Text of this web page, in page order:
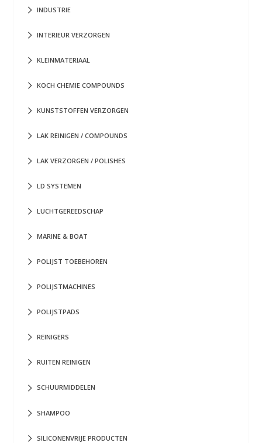
INDUSTRIE
INTERIEUR VERZORGEN
KLEINMATERIAAL
KOCH CHEMIE COMPOUNDS
KUNSTSTOFFEN VERZORGEN
LAK REINIGEN / COMPOUNDS
LAK VERZORGEN / POLISHES
LD SYSTEMEN
LUCHTGEREEDSCHAP
MARINE & BOAT
POLIJST TOEBEHOREN
POLIJSTMACHINES
POLIJSTPADS
REINIGERS
RUITEN REINIGEN
SCHUURMIDDELEN
SHAMPOO
SILICONENVRIJE PRODUCTEN